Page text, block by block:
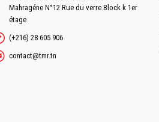
HAUTEUR D'ATTAQUE
HAUTEUR DE DÉVERSEMENT
PROFONDEUR MAXIMAL DE FOUILLE
Mahragéne N°12 Rue du verre Block k 1er
étage
(+216) 28 605 906
contact@tmr.tn